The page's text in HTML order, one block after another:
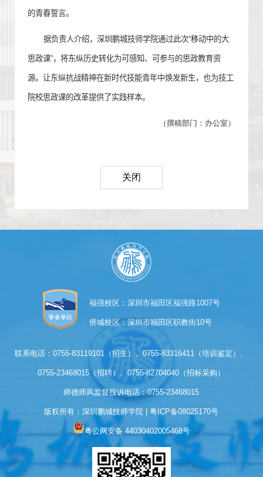
的青春誓言。
据负责人介绍，深圳鹏城技师学院通过此次“移动中的大
思政课”，将东纵历史转化为可感知、可参与的思政教育资
源。让东纵抗战精神在新时代技能青年中焕发新生，也为技工
院校思政课的改革提供了实践样本。
（撰稿部门：办公室）
关闭
福强校区：深圳市福田区福强路1007号
侨城校区：深圳市福田区职教街10号
联系电话：0755-83119101（招生）、0755-83316411（培训鉴定）、
0755-23468015（招聘）、0755-82704040（招标采购）
师德师风监督投诉电话：0755-23468015
版权所有：深圳鹏城技师学院 | 粤ICP备08025170号
粤公网安备 44030402005468号